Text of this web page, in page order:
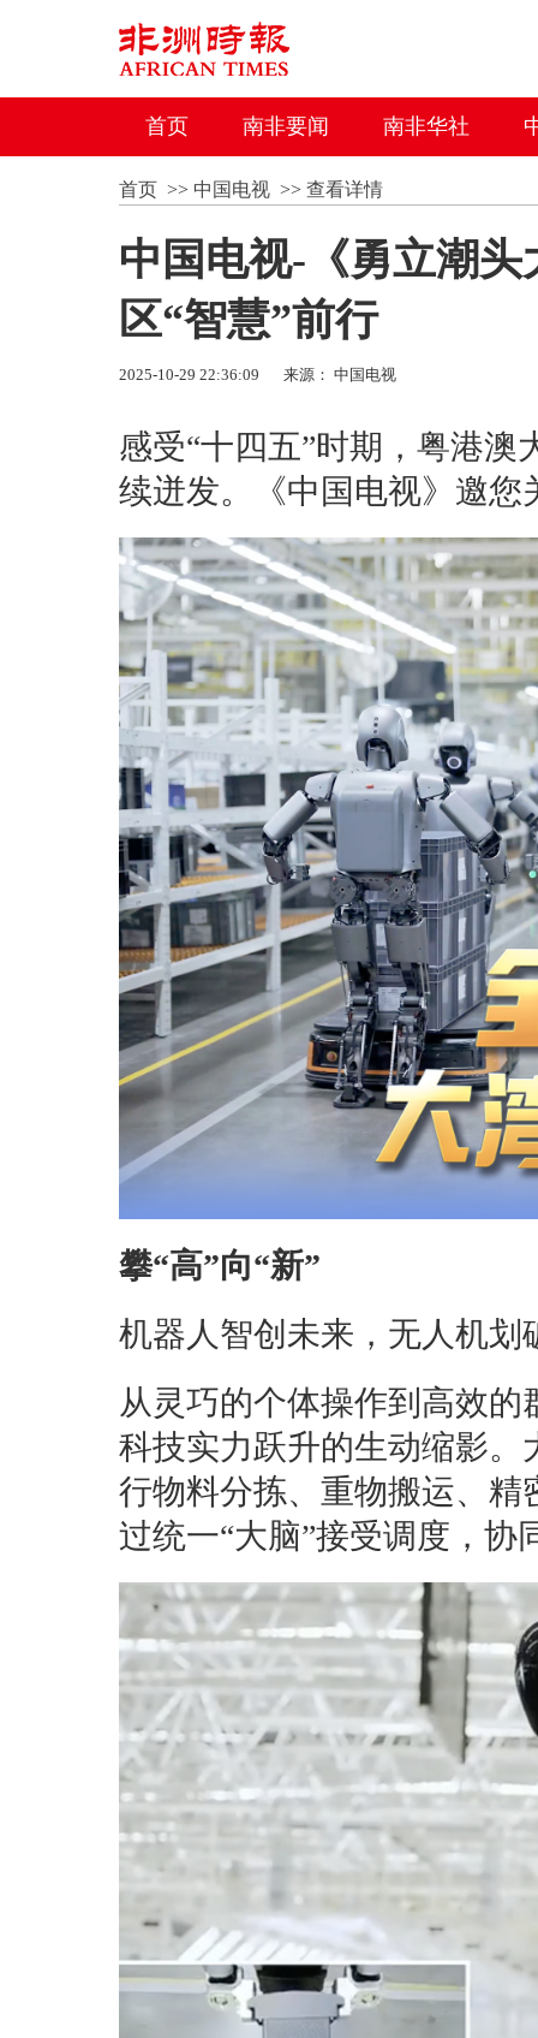
首页 南非要闻 南非华社
首页>> 中国电视>> 查看详情
中国电视-《勇立潮头
区“智慧”前行
2025-10-29 22:36:09 来源： 中国电视
感受“十四五”时期，粤港
续迸发。《中国电视》邀
攀“高”向“新”
机器人智创未来，无人机
从灵巧的个体操作到高效
科技实力跃升的生动缩影
行物料分拣、重物搬运、
过统一“大脑”接受调度，